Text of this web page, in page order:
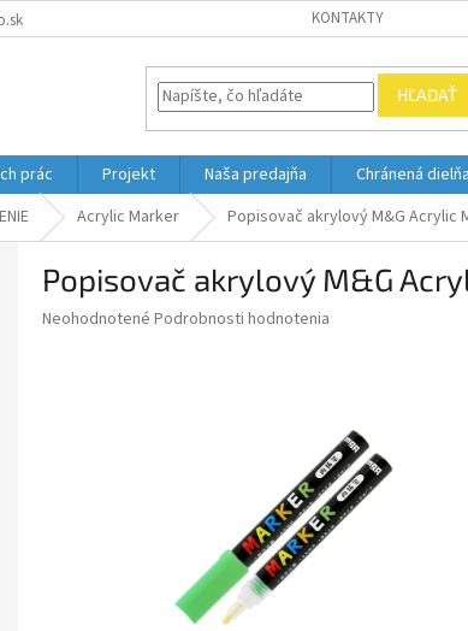
KONTAKTY
HĽADAŤ
prác Projekt Naša predajňa Chránená dielňa
Acrylic Marker Popisovač akrylový M&G Acrylic
Popisovač akrylový M&G
Priemerné
Neohodnotené Podrobnosti hodnotenia